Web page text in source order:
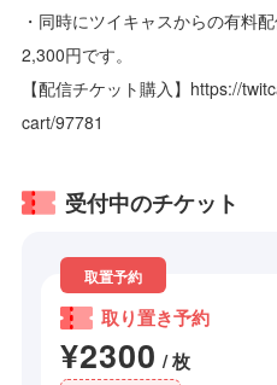
・同時にツイキャスからの有料
2,300円です。
【配信チケット購入】https://
cart/97781
受付中のチケット
取置予約
取り置き予約
¥2300 / 枚